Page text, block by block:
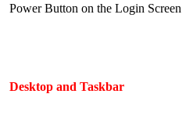
Power Button on the Login Screen
Desktop and Taskbar